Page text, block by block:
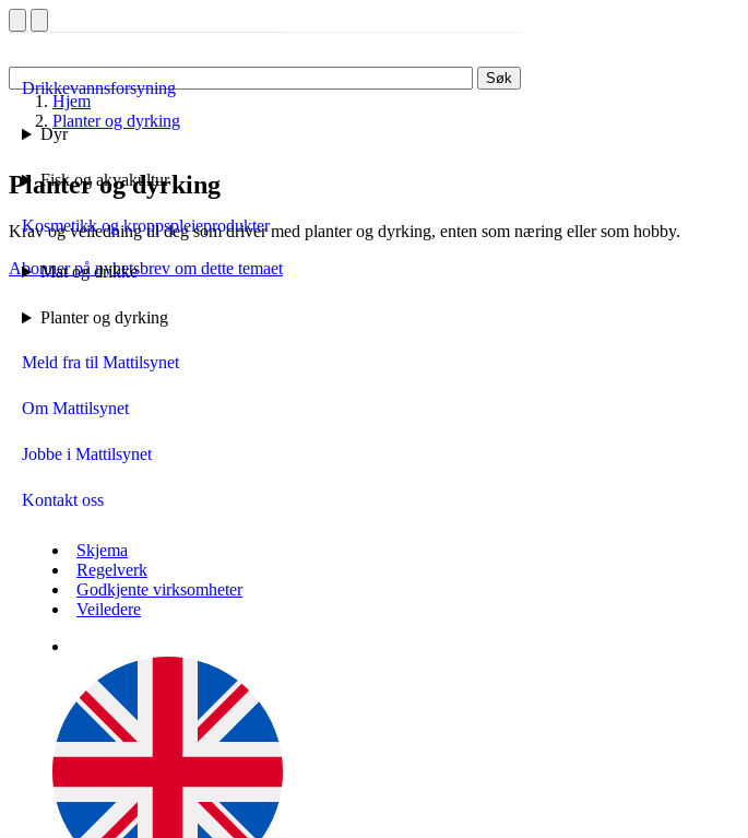
Søk
Drikkevannsforsyning
Dyr
Fisk og akvakultur
Kosmetikk og kroppspleieprodukter
Mat og drikke
Planter og dyrking
Meld fra til Mattilsynet
Om Mattilsynet
Jobbe i Mattilsynet
Kontakt oss
Skjema
Regelverk
Godkjente virksomheter
Veiledere
Hjem
Planter og dyrking
Planter og dyrking
Krav og veiledning til deg som driver med planter og dyrking, enten som næring eller som hobby.
Abonner på nyhetsbrev om dette temaet